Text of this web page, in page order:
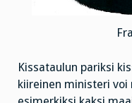
Kissataulun pariksi
kiireinen ministeri voi